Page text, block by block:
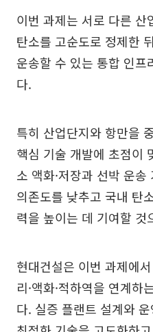
이번 과제는 서로 다른
탄소를 고순도로 정제한
운송할 수 있는 통합 인프
다.
특히 산업단지와 항만을
핵심 기술 개발에 초점이
소 액화·저장과 선박 운
의존도를 낮추고 국내 탄
력을 높이는 데 기여할 것
현대건설은 이번 과제에
리·액화·적하역을 연계
다. 실증 플랜트 설계와